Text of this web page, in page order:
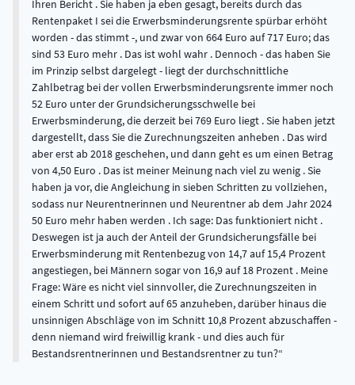
Ihren Bericht . Sie haben ja eben gesagt, bereits durch das
Rentenpaket I sei die Erwerbsminderungsrente spürbar erhöht
worden - das stimmt -, und zwar von 664 Euro auf 717 Euro; das
sind 53 Euro mehr . Das ist wohl wahr . Dennoch - das haben Sie
im Prinzip selbst dargelegt - liegt der durchschnittliche
Zahlbetrag bei der vollen Erwerbsminderungsrente immer noch
52 Euro unter der Grundsicherungsschwelle bei
Erwerbsminderung, die derzeit bei 769 Euro liegt . Sie haben jetzt
dargestellt, dass Sie die Zurechnungszeiten anheben . Das wird
aber erst ab 2018 geschehen, und dann geht es um einen Betrag
von 4,50 Euro . Das ist meiner Meinung nach viel zu wenig . Sie
haben ja vor, die Angleichung in sieben Schritten zu vollziehen,
sodass nur Neurentnerinnen und Neurentner ab dem Jahr 2024
50 Euro mehr haben werden . Ich sage: Das funktioniert nicht .
Deswegen ist ja auch der Anteil der Grundsicherungsfälle bei
Erwerbsminderung mit Rentenbezug von 14,7 auf 15,4 Prozent
angestiegen, bei Männern sogar von 16,9 auf 18 Prozent . Meine
Frage: Wäre es nicht viel sinnvoller, die Zurechnungszeiten in
einem Schritt und sofort auf 65 anzuheben, darüber hinaus die
unsinnigen Abschläge von im Schnitt 10,8 Prozent abzuschaffen -
denn niemand wird freiwillig krank - und dies auch für
Bestandsrentnerinnen und Bestandsrentner zu tun?